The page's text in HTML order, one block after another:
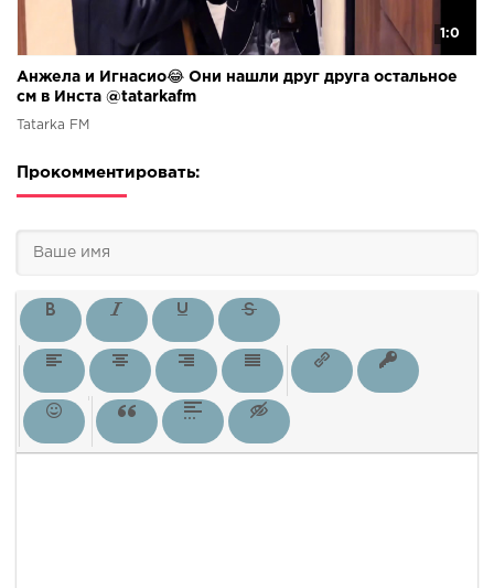
1:0
Анжела и Игнасио😂 Они нашли друг друга остальное
см в Инста @tatarkafm
Tatarka FM
Прокомментировать: